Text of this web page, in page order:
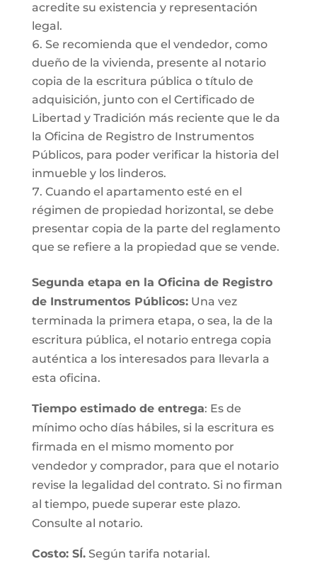
acredite su existencia y representación
legal.
Se recomienda que el vendedor, como
dueño de la vivienda, presente al notario
copia de la escritura pública o título de
adquisición, junto con el Certificado de
Libertad y Tradición más reciente que le da
la Oficina de Registro de Instrumentos
Públicos, para poder verificar la historia del
inmueble y los linderos.
Cuando el apartamento esté en el
régimen de propiedad horizontal, se debe
presentar copia de la parte del reglamento
que se refiere a la propiedad que se vende.
Segunda etapa en la Oficina de Registro
de Instrumentos Públicos:Una vez
terminada la primera etapa, o sea, la de la
escritura pública, el notario entrega copia
auténtica a los interesados para llevarla a
esta oficina.
Tiempo estimado de entrega: Es de
mínimo ocho días hábiles, si la escritura es
firmada en el mismo momento por
vendedor y comprador, para que el notario
revise la legalidad del contrato. Si no firman
al tiempo, puede superar este plazo.
Consulte al notario.
Costo: SÍ.Según tarifa notarial.